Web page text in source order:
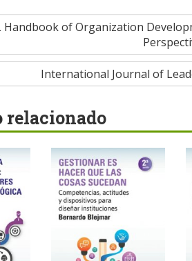
Handbook of Organization
International Journal of
relacionado